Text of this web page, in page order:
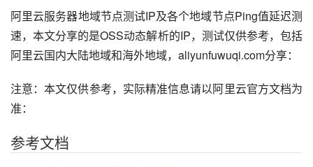
阿里云服务器地域节点测试IP及各个地域节点Ping值延迟测
速，本文分享的是OSS动态解析的IP，测试仅供参考，包括
阿里云国内大陆地域和海外地域，aliyunfuwuqi.com分享：
注意：本文仅供参考，实际精准信息请以阿里云官方文档为
准：
参考文档